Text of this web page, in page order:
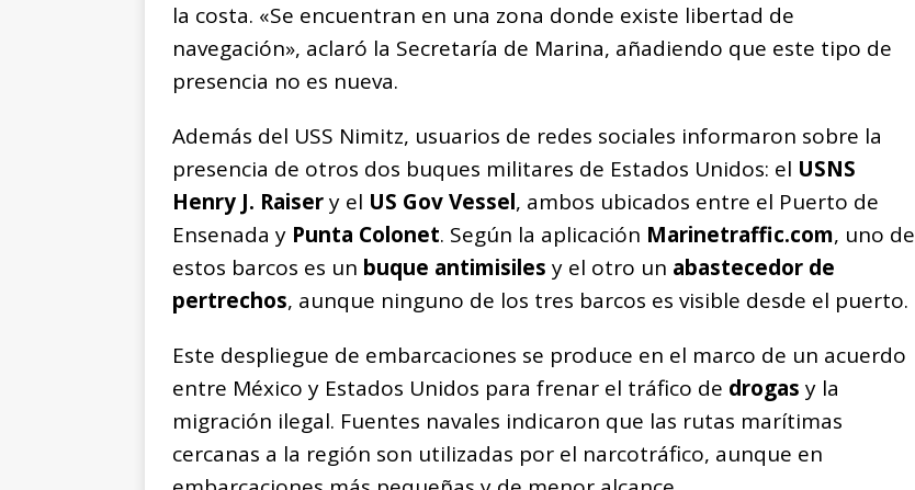
la costa. «Se encuentran en una zona donde existe libertad de
navegación», aclaró la Secretaría de Marina, añadiendo que este tipo de
presencia no es nueva.
Además del USS Nimitz, usuarios de redes sociales informaron sobre la
presencia de otros dos buques militares de Estados Unidos: el USNS
Henry J. Raisery el US Gov Vessel, ambos ubicados entre el Puerto de
Ensenada y Punta Colonet. Según la aplicación Marinetraffic.com, uno de
estos barcos es un buque antimisiles y el otro un abastecedor de
pertrechos, aunque ninguno de los tres barcos es visible desde el puerto.
Este despliegue de embarcaciones se produce en el marco de un acuerdo
entre México y Estados Unidos para frenar el tráfico de drogas y la
migración ilegal. Fuentes navales indicaron que las rutas marítimas
cercanas a la región son utilizadas por el narcotráfico, aunque en